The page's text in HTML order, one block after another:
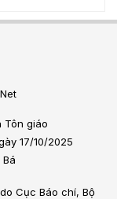
Tôn giáo
17/10/2025
Cục Báo chí, Bộ